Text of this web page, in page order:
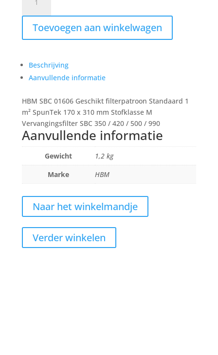
01606
geschikt
microfilter
stofafzuiger
Toevoegen aan winkelwagen
Beschrijving
Aanvullende informatie
HBM SBC 01606 Geschikt filterpatroon Standaard 1
m² SpunTek 170 x 310 mm Stofklasse M
Vervangingsfilter SBC 350 / 420 / 500 / 990
Aanvullende informatie
Gewicht
1,2 kg
Marke
HBM
Naar het winkelmandje
Verder winkelen